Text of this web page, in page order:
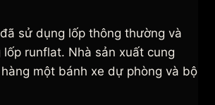
sử dụng lốp thông thường và
runflat. Nhà sản xuất cung
một bánh xe dự phòng và bộ